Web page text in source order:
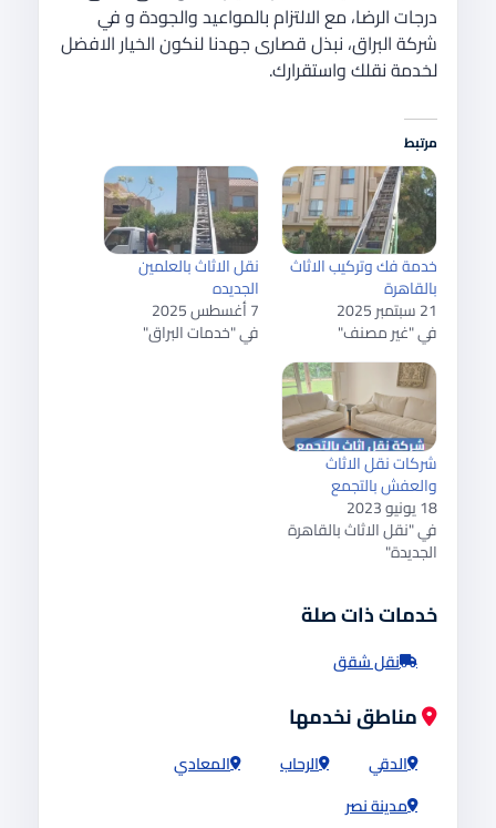
درجات الرضا، مع الالتزام بالمواعيد والجودة و في
شركة البراق، نبذل قصارى جهدنا لنكون الخيار الافضل
لخدمة نقلك واستقرارك.
مرتبط
خدمة فك وتركيب الاثاث
بالقاهرة
21 سبتمبر 2025
في "غير مصنف"
نقل الاثاث بالعلمين
الجديده
7 أغسطس 2025
في "خدمات البراق"
شركات نقل الاثاث
والعفش بالتجمع
18 يونيو 2023
في "نقل الاثاث بالقاهرة
الجديدة"
خدمات ذات صلة
نقل شقق
مناطق نخدمها
الدقي الرحاب
المعادي
مدينة نصر